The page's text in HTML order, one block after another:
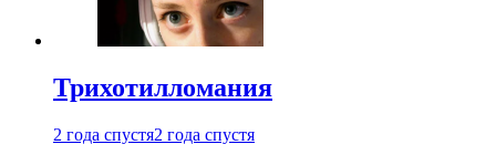
Трихотилломания
2 года спустя2 года спустя